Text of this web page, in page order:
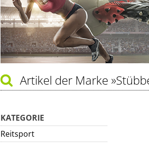
Artikel der Marke
KATEGORIE
Reitsport